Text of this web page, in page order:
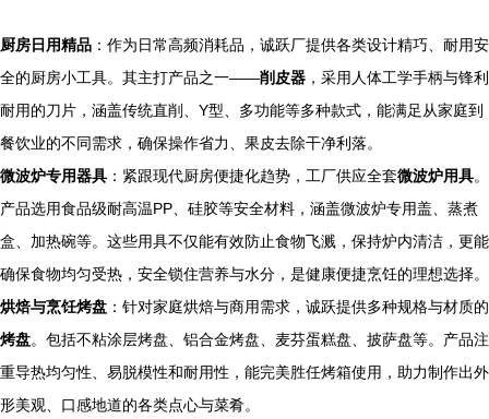
厨房日用精品 ：作为日常高频消耗品，诚跃厂提供各类设计精巧、耐用安
全的厨房小工具。其主打产品之一——削皮器 ，采用人体工学手柄与锋利
耐用的刀片，涵盖传统直削、Y型、多功能等多种款式，能满足从家庭到
餐饮业的不同需求，确保操作省力、果皮去除干净利落。
微波炉专用器具 ：紧跟现代厨房便捷化趋势，工厂供应全套微波炉用具。
产品选用食品级耐高温PP、硅胶等安全材料，涵盖微波炉专用盖、蒸煮
盒、加热碗等。这些用具不仅能有效防止食物飞溅，保持炉内清洁，更能
确保食物均匀受热，安全锁住营养与水分，是健康便捷烹饪的理想选择。
烘焙与烹饪烤盘 ：针对家庭烘焙与商用需求，诚跃提供多种规格与材质的
烤盘。包括不粘涂层烤盘、铝合金烤盘、麦芬蛋糕盘、披萨盘等。产品注
重导热均匀性、易脱模性和耐用性，能完美胜任烤箱使用，助力制作出外
形美观、口感地道的各类点心与菜肴。